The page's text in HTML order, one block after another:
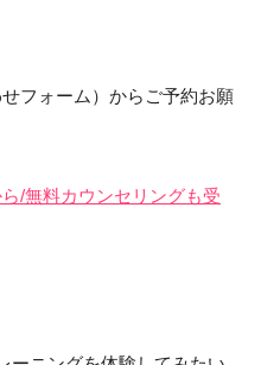
フォーム）からご予約お願
/無料カウンセリングも受